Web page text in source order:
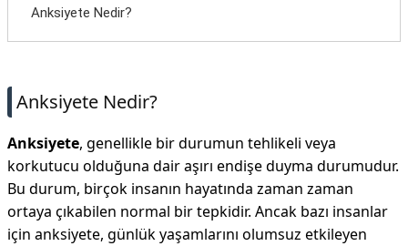
Anksiyete Nedir?
Anksiyete Nedir?
Anksiyete, genellikle bir durumun tehlikeli veya
korkutucu olduğuna dair aşırı endişe duyma durumudur.
Bu durum, birçok insanın hayatında zaman zaman
ortaya çıkabilen normal bir tepkidir. Ancak bazı insanlar
için anksiyete, günlük yaşamlarını olumsuz etkileyen